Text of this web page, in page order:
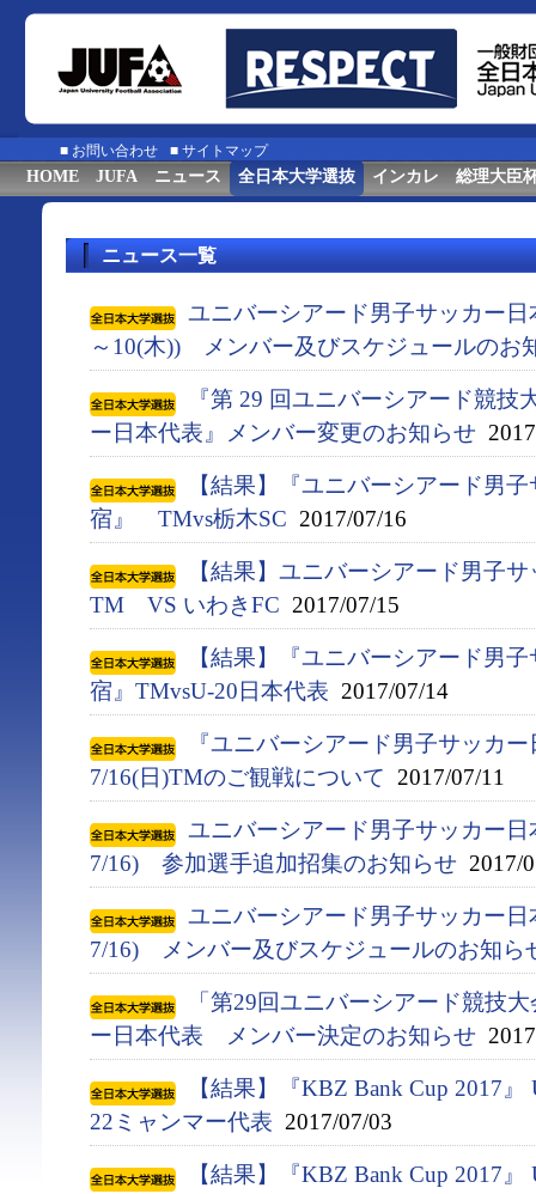
■ お問い合わせ ■ サイトマップ
HOME JUFA ニュース 全日本大学選抜 インカレ 総理大臣
ニュース一覧
ユニバーシアード男子サッカー
～10(木)) メンバー及びスケジュールのお
『第 29 回ユニバーシアード競技
ー日本代表』メンバー変更のお知らせ
【結果】『ユニバーシアード男
宿』 TMvs栃木SC 2017/07/16
【結果】ユニバーシアード男子
TM VS いわきFC 2017/07/15
【結果】『ユニバーシアード男
宿』TMvsU-20日本代表 2017/07/14
『ユニバーシアード男子サッカ
7/16(日)TMのご観戦について 2017/07/11
ユニバーシアード男子サッカー
7/16) 参加選手追加招集のお知らせ 2017/
ユニバーシアード男子サッカー
7/16) メンバー及びスケジュールのお知ら
「第29回ユニバーシアード競技
ー日本代表 メンバー決定のお知らせ
【結果】『KBZ Bank Cup 2017
22ミャンマー代表 2017/07/03
【結果】『KBZ Bank Cup 2017